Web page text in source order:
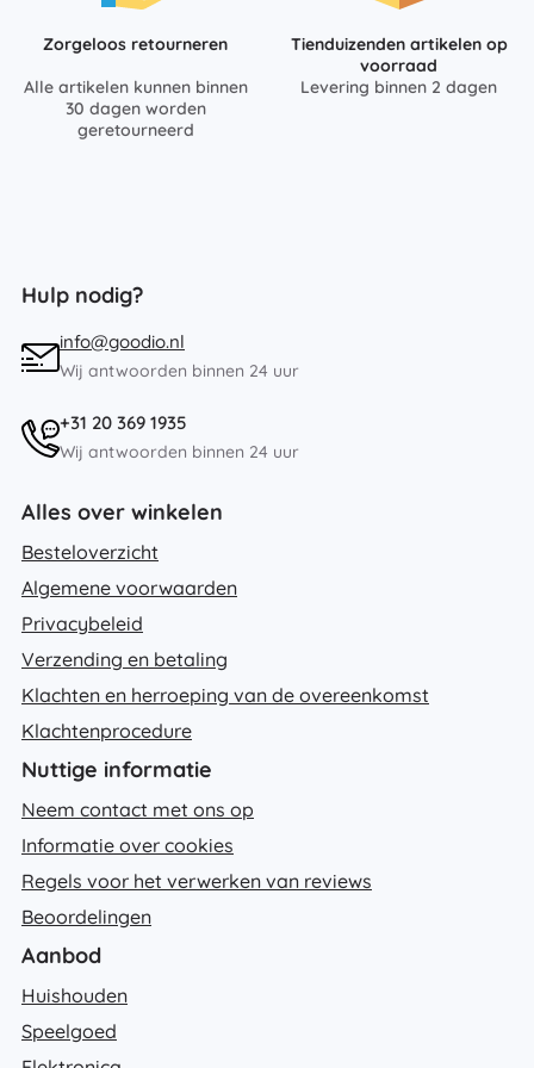
Zorgeloos retourneren
Alle artikelen kunnen binnen
30 dagen worden
geretourneerd
Tienduizenden artikelen op
voorraad
Levering binnen 2 dagen
Hulp nodig?
info@goodio.nl
Wij antwoorden binnen 24 uur
+31 20 369 1935
Wij antwoorden binnen 24 uur
Alles over winkelen
Besteloverzicht
Algemene voorwaarden
Privacybeleid
Verzending en betaling
Klachten en herroeping van de overeenkomst
Klachtenprocedure
Nuttige informatie
Neem contact met ons op
Informatie over cookies
Regels voor het verwerken van reviews
Beoordelingen
Aanbod
Huishouden
Speelgoed